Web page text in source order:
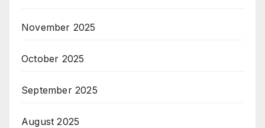
November 2025
October 2025
September 2025
August 2025